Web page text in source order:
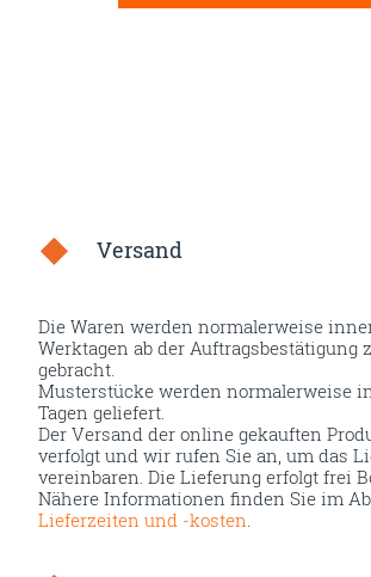
Versand
Die Waren werden normalerweise
Werktagen ab der Auftragsbestätigung
gebracht.
Musterstücke werden normalerweise
Tagen geliefert.
Der Versand der online gekauften
verfolgt und wir rufen Sie an, um das
vereinbaren. Die Lieferung erfolgt frei
Nähere Informationen finden Sie im
Lieferzeiten und -kosten